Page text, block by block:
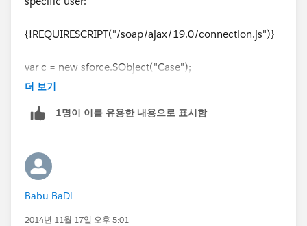
{!REQUIRESCRIPT("/soap/ajax/19.0/connection.js")}
var c = new sforce.SObject("Case");
c.OwnerId = "005j0000000ZztZ";
result = sforce.connection.update([c]);
더 보기
1명이 이를 유용한 내용으로 표시함
Babu BaDi
2014년 11월 17일 오후 5:01